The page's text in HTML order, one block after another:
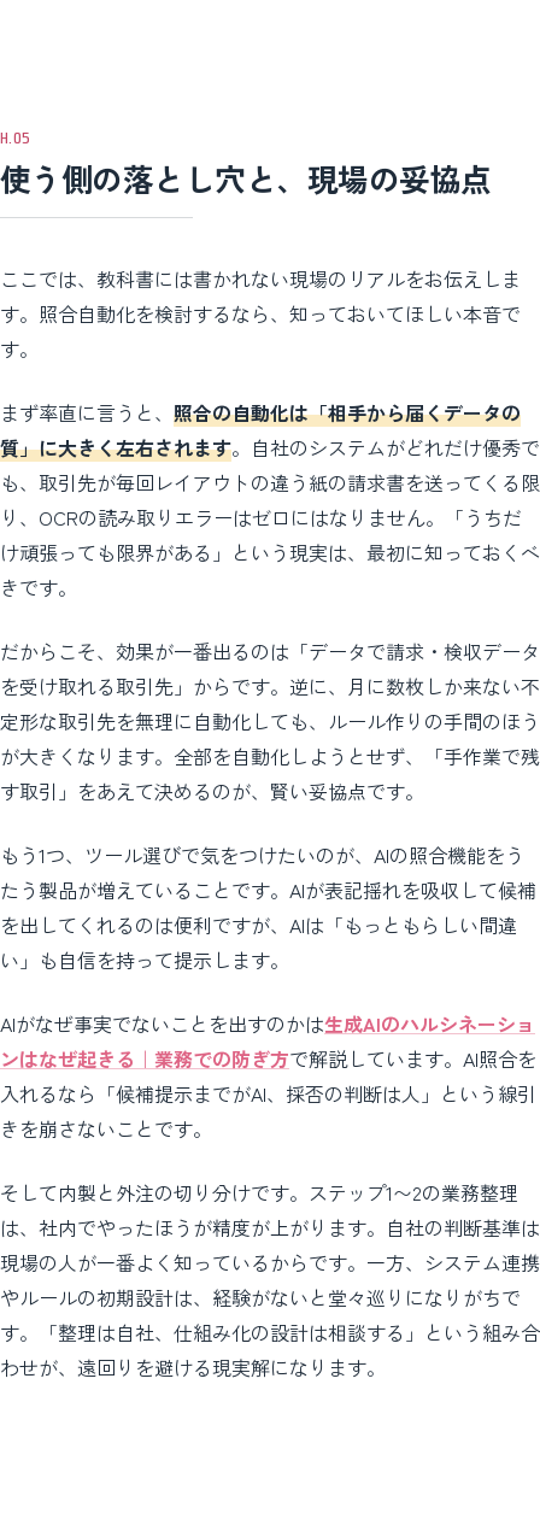
使う側の落とし穴と、現場の妥協点
ここでは、教科書には書かれない現場のリアルをお伝えしま
す。照合自動化を検討するなら、知っておいてほしい本音で
す。
まず率直に言うと、 照合の自動化は「相手から届くデータの
質」に大きく左右されます。自社のシステムがどれだけ優秀で
も、取引先が毎回レイアウトの違う紙の請求書を送ってくる限
り、OCRの読み取りエラーはゼロにはなりません。「うちだ
け頑張っても限界がある」という現実は、最初に知っておくべ
きです。
だからこそ、効果が一番出るのは「データで請求・検収データ
を受け取れる取引先」からです。逆に、月に数枚しか来ない不
定形な取引先を無理に自動化しても、ルール作りの手間のほう
が大きくなります。全部を自動化しようとせず、「手作業で残
す取引」をあえて決めるのが、賢い妥協点です。
もう1つ、ツール選びで気をつけたいのが、AIの照合機能をう
たう製品が増えていることです。AIが表記揺れを吸収して候補
を出してくれるのは便利ですが、AIは「もっともらしい間違
い」も自信を持って提示します。
AIがなぜ事実でないことを出すのかは生成AIのハルシネーショ
ンはなぜ起きる｜業務での防ぎ方で解説しています。AI照合を
入れるなら「候補提示までがAI、採否の判断は人」という線引
きを崩さないことです。
そして内製と外注の切り分けです。ステップ1〜2の業務整理
は、社内でやったほうが精度が上がります。自社の判断基準は
現場の人が一番よく知っているからです。一方、システム連携
やルールの初期設計は、経験がないと堂々巡りになりがちで
す。「整理は自社、仕組み化の設計は相談する」という組み合
わせが、遠回りを避ける現実解になります。